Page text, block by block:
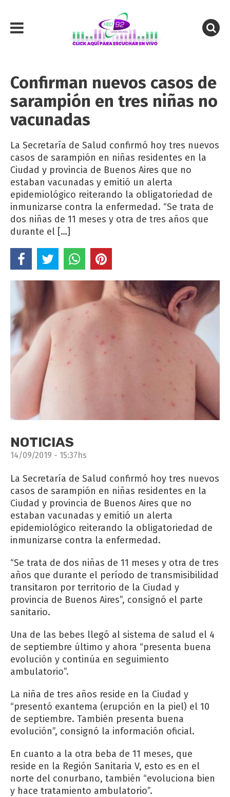
Confirman nuevos casos de
sarampión en tres niñas no
vacunadas
La Secretaría de Salud confirmó hoy tres nuevos
casos de sarampión en niñas residentes en la
Ciudad y provincia de Buenos Aires que no
estaban vacunadas y emitió un alerta
epidemiológico reiterando la obligatoriedad de
inmunizarse contra la enfermedad. “Se trata de
dos niñas de 11 meses y otra de tres años que
durante el […]
NOTICIAS
14/09/2019 - 15:37hs
La Secretaría de Salud confirmó hoy tres nuevos
casos de sarampión en niñas residentes en la
Ciudad y provincia de Buenos Aires que no
estaban vacunadas y emitió un alerta
epidemiológico reiterando la obligatoriedad de
inmunizarse contra la enfermedad.
“Se trata de dos niñas de 11 meses y otra de tres
años que durante el período de transmisibilidad
transitaron por territorio de la Ciudad y
provincia de Buenos Aires”, consignó el parte
sanitario.
Una de las bebes llegó al sistema de salud el 4
de septiembre último y ahora “presenta buena
evolución y continúa en seguimiento
ambulatorio”.
La niña de tres años reside en la Ciudad y
“presentó exantema (erupción en la piel) el 10
de septiembre. También presenta buena
evolución”, consignó la información oficial.
En cuanto a la otra beba de 11 meses, que
reside en la Región Sanitaria V, esto es en el
norte del conurbano, también “evoluciona bien
y hace tratamiento ambulatorio”.